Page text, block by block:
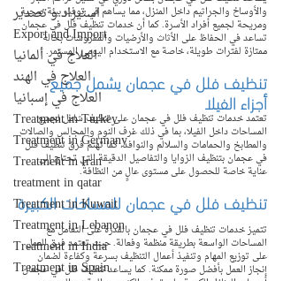
استيراد و تصدير
Export and Import
العلاج في ألمانيا
العلاج في الهند
العلاج في إسبانيا
Treatment in Turkey
Treatment in Germany
Treatment in Iran
treatment in qatar
Treatment in Kuwait
Treatment in Lebanon
Treatment in India
Treatment in Spain
والأوساخ والجراثيم داخل المنزل، مما يساهم في توفير بيئة صحية
ومريحة لجميع أفراد الأسرة. كما أن خدمات تنظيف فلل في عجمان
تساعد في الحفاظ على الأثاث والأرضيات والمفروشات بحالة
ممتازة لفترات طويلة، خاصة مع الاستخدام اليومي المستمر.
تنظيف فلل في عجمان يشمل جميع
أجزاء الفيلا
تعتمد خدمات تنظيف فلل في عجمان على تنظيف شامل لجميع
المساحات داخل الفيلا، بما في ذلك غرف النوم والمجالس والصالات
والمطابخ والحمامات والسلالم والنوافذ. كما تهتم فرق تنظيف فلل
في عجمان بتنظيف الزوايا والتفاصيل الدقيقة التي تحتاج إلى
عناية خاصة للحصول على مستوى عالٍ من النظافة.
تنظيف فلل في عجمان للمساحات الكبيرة
تتميز خدمات تنظيف فلل في عجمان بالقدرة على التعامل مع
المساحات الواسعة بطريقة منظمة وفعالة. حيث تعتمد فرق العمل
على توزيع المهام وتنفيذ أعمال التنظيف بسرعة وكفاءة لضمان
إنجاز العمل بأفضل صورة ممكنة. كما يساعد تنظيف فلل في عجمان